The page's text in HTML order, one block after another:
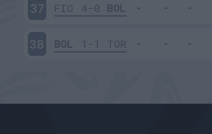
37 FIO 4-0 BOL
38 BOL 1-1 TOR